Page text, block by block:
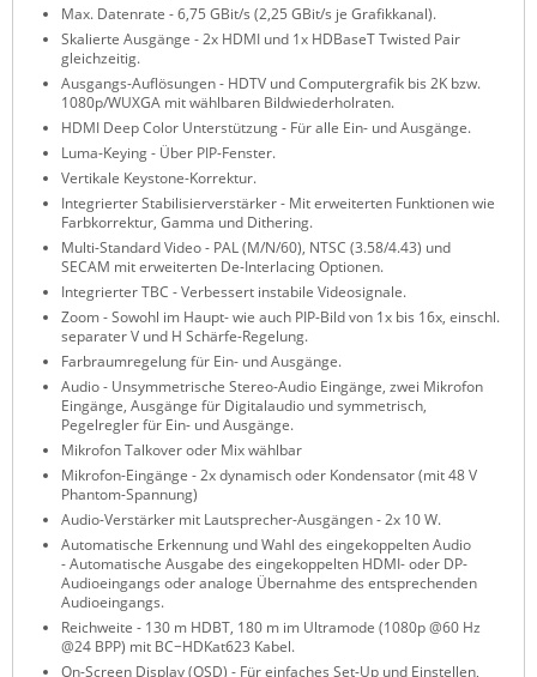
Vision
WATTECO
Westermo
Yuasa
ZPE Systems
News zu unseren Herstellern
Max. Datenrate - 6,75 GBit/s (2,25 GBit/s je Grafikkanal).
Skalierte Ausgänge - 2x HDMI und 1x HDBaseT Twisted Pair
gleichzeitig.
Ausgangs-Auflösungen - HDTV und Computergrafik bis 2K bzw.
1080p/WUXGA mit wählbaren Bildwiederholraten.
HDMI Deep Color Unterstützung - Für alle Ein- und Ausgänge.
Luma-Keying - Über PIP-Fenster.
Vertikale Keystone-Korrektur.
Integrierter Stabilisierverstärker - Mit erweiterten Funktionen wie
Farbkorrektur, Gamma und Dithering.
Multi-Standard Video - PAL (M/N/60), NTSC (3.58/4.43) und
SECAM mit erweiterten De-Interlacing Optionen.
Integrierter TBC - Verbessert instabile Videosignale.
Zoom - Sowohl im Haupt- wie auch PIP-Bild von 1x bis 16x, einschl.
separater V und H Schärfe-Regelung.
Farbraumregelung für Ein- und Ausgänge.
Audio - Unsymmetrische Stereo-Audio Eingänge, zwei Mikrofon
Eingänge, Ausgänge für Digitalaudio und symmetrisch,
Pegelregler für Ein- und Ausgänge.
Mikrofon Talkover oder Mix wählbar
Mikrofon-Eingänge - 2x dynamisch oder Kondensator (mit 48 V
Phantom-Spannung)
Audio-Verstärker mit Lautsprecher-Ausgängen - 2x 10 W.
Automatische Erkennung und Wahl des eingekoppelten Audio
- Automatische Ausgabe des eingekoppelten HDMI- oder DP-
Audioeingangs oder analoge Übernahme des entsprechenden
Audioeingangs.
Reichweite - 130 m HDBT, 180 m im Ultramode (1080p @60 Hz
@24 BPP) mit BC−HDKat623 Kabel.
On-Screen Display (OSD) - Für einfaches Set-Up und Einstellen,